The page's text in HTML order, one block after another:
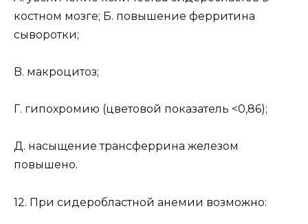
костном мозге; Б. повышение ферритина
сыворотки;
B. макроцитоз;
Г. гипохромию (цветовой показатель <0,86);
Д. насыщение трансферрина железом
повышено.
12. При сидеробластной анемии возможно: